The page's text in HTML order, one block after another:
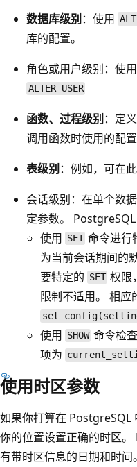
数据库级别：使用
库的配置。
角色或用户级别：使用
ALTER USER
函数、过程级别：定
调用函数时使用的配置
表级别：例如，可在
会话级别：在单个数
定参数。
PostgreSQL
使用 SET 命令进行
为当前会话期间的
要特定的 SET 权限
限制不适用。 相应
使用 SHOW 命令检
项为
使用时区参数
如果你打算在 PostgreSQL
你的位置设置正确的时区
有带时区信息的日期和时间